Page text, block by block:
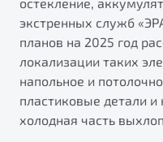
экстренных служб
планов на 2025 год
локализации таких
напольное и
пластиковые детали и
холодная часть